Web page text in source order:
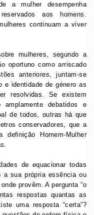
a mulher desempenha
aos homens.
continuam a viver
mulheres, segundo a
oportuno como arriscado
anteriores, juntam-se
e identidade de género as
resolvidas. Se existem
debatidos e
de todos, outras há que
conservadores, que a
Homem-Mulher
de equacionar todas
sua própria essência ou
provêm. A pergunta “o
respostas quantas as
uma resposta “certa”?